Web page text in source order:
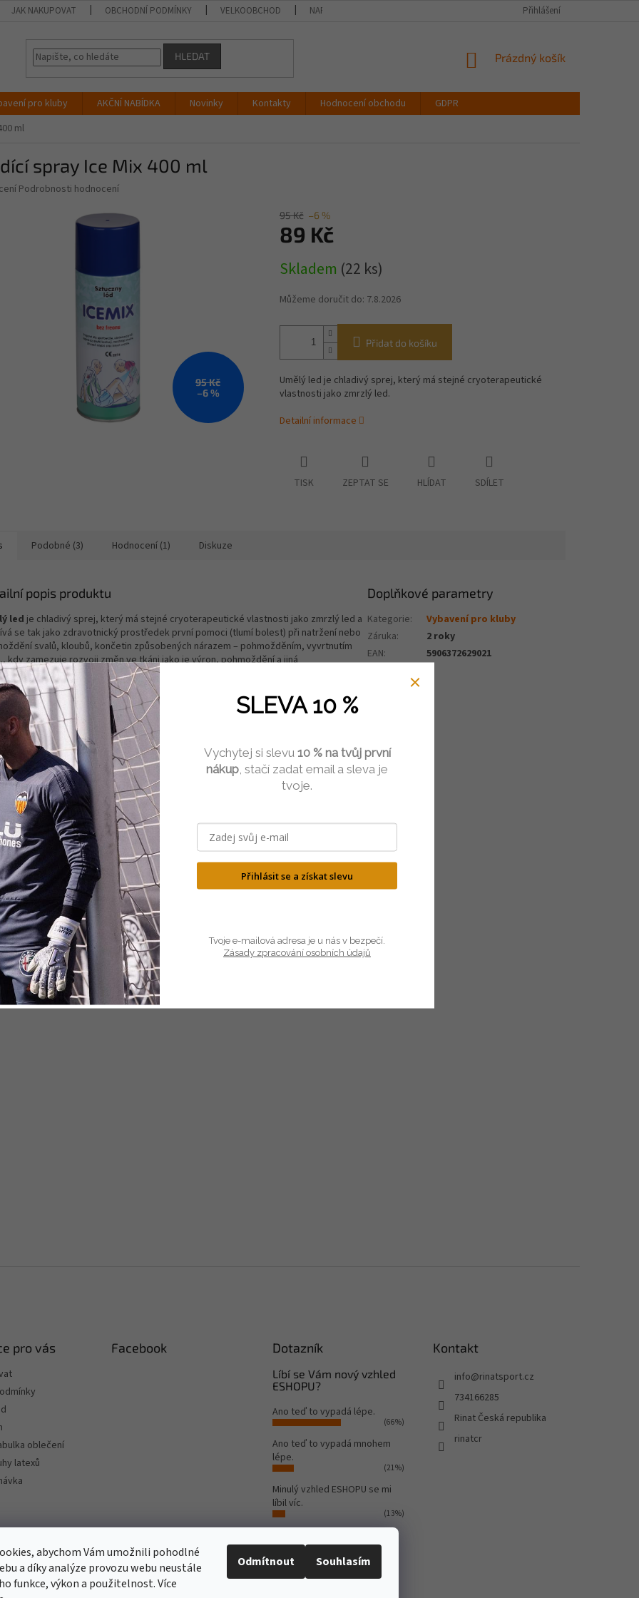
abychom Vám umožnili pohodlné
a díky analýze provozu webu neustále
funkce, výkon a použitelnost. Více
Odmítnout Souhlasím
JAK NAKUPOVAT OBCHODNÍ PODMÍNKY VELKOOBCHOD NAPIŠTE NÁM VŠECHNY DRUHY
Přihlášení
HLEDAT
NÁKUPNÍ
Prázdný košík
pro kluby AKČNÍ NABÍDKA Novinky Kontakty Hodnocení obchodu
GDPR
ml
spray Ice Mix 400 ml
Podrobnosti hodnocení
95 Kč
–6 %
95 Kč –6 %
89 Kč
cena:
Skladem (22 ks)
Můžeme doručit do: 7.8.2026
Přidat do košíku
Umělý led je chladivý sprej, který má stejné cryoterapeutické
vlastnosti jako zmrzlý led.
Detailní informace
TISK ZEPTAT SE HLÍDAT SDÍLET
Podobné (3) Hodnocení (1) Diskuze
popis produktu
ledje chladivý sprej, který má stejné cryoterapeutické vlastnosti jako zmrzlý led a
se tak jako zdravotnický prostředek první pomoci (tlumí bolest) při natržení nebo
svalů, kloubů, končetin způsobených nárazem – pohmožděním, vyvrtnutím
kdy zamezuje rozvoji změn ve tkáni jako je výron, pohmoždění a jiná
Neobsahuje freon.
pro použití ve sportovním lékařství, kdy díky vysoké kvalitě je hojně používán
oddíly, lékaři, fyzioterapeuty apod.
je velmi jednoduchá:
nastříkat opakovaně (2-3 krát) po dobu 1-2 vteřin ze vzdálenosti cca 15-20 cm na
postižené místo.
Dbejte přiměřené aplikace, nestříkejte příliš dlouho a z krátké vzdálenosti, aby
nedošlo k omrznutí pokožky.
Nepoužívejte na obličej, krk, citlivá místa a do otevřených ran.
Doplňkové parametry
Kategorie:
Vybavení pro kluby
Záruka:
2 roky
EAN: 5906372629021
pro vás
oblečení
latexů
Facebook Dotazník
Líbí se Vám nový vzhled
ESHOPU?
Ano teď to vypadá lépe.
(66%)
Ano teď to vypadá mnohem
lépe.
(21%)
Minulý vzhled ESHOPU se mi
líbil víc.
(13%)
Kontakt
info@rinatsport.cz
734166285
Rinat Česká republika
rinatcr
Rinat Europe www.sport4outlet.cz
SLEVA 10 %
Vychytej si slevu 10 % na tvůj první
nákup , stačí zadat email a sleva je
tvoje.
Přihlásit se a získat slevu
Tvoje e-mailová adresa je u nás v bezpečí.
Zásady zpracování osobních údajů